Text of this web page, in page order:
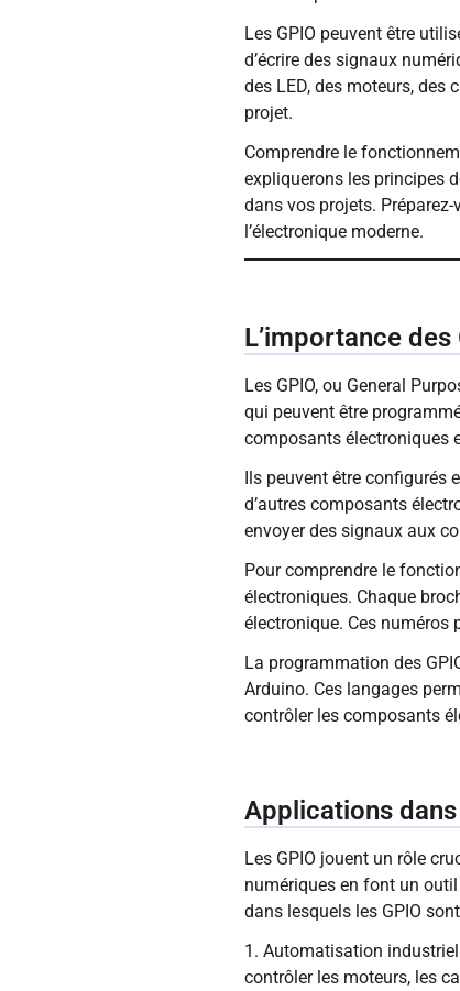
Les GPIO peuvent être
d’écrire des signaux
des LED, des moteurs, des
projet.
Comprendre le
expliquerons les principes
dans vos projets.
l’électronique moderne.
L’importance
Les GPIO, ou General
qui peuvent être
composants électroniques
Ils peuvent être configurés
d’autres composants
envoyer des signaux aux
Pour comprendre le
électroniques. Chaque
électronique. Ces numéros
La programmation des
Arduino. Ces langages
contrôler les composants
Applications
Les GPIO jouent un rôle
numériques en font un
dans lesquels les GPIO
1. Automatisation
contrôler les moteurs, les